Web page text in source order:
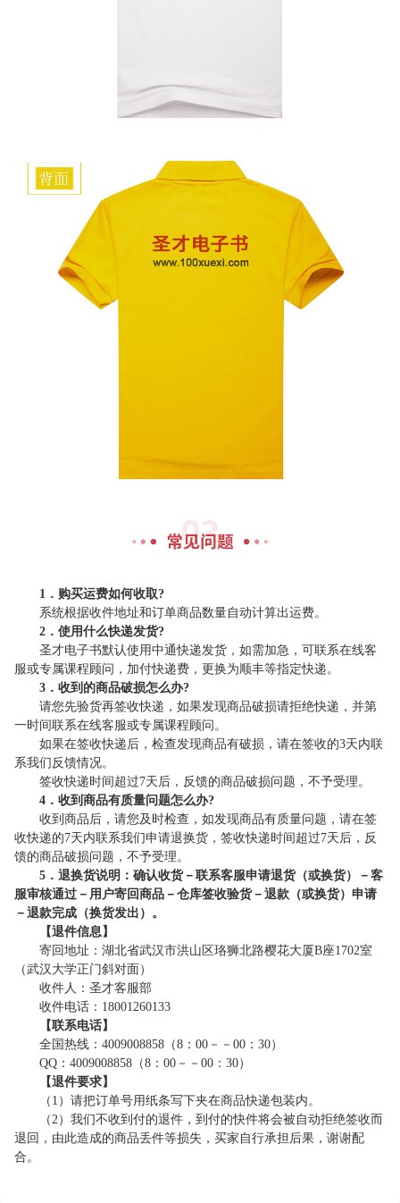
1．购买运费如何收取?
系统根据收件地址和订单商品数量自动计算出运费。
2．使用什么快递发货?
圣才电子书默认使用中通快递发货，如需加急，可联系在线客
服或专属课程顾问，加付快递费，更换为顺丰等指定快递。
3．收到的商品破损怎么办?
请您先验货再签收快递，如果发现商品破损请拒绝快递，并第
一时间联系在线客服或专属课程顾问。
如果在签收快递后，检查发现商品有破损，请在签收的3天内联
系我们反馈情况。
签收快递时间超过7天后，反馈的商品破损问题，不予受理。
4．收到商品有质量问题怎么办?
收到商品后，请您及时检查，如发现商品有质量问题，请在签
收快递的7天内联系我们申请退换货，签收快递时间超过7天后，反
馈的商品破损问题，不予受理。
5．退换货说明：确认收货－联系客服申请退货（或换货）－客
服审核通过－用户寄回商品－仓库签收验货－退款（或换货）申请
－退款完成（换货发出）。
【退件信息】
寄回地址：湖北省武汉市洪山区珞狮北路樱花大厦B座1702室
（武汉大学正门斜对面）
收件人：圣才客服部
收件电话：18001260133
【联系电话】
全国热线：4009008858（8：00－－00：30）
QQ：4009008858（8：00－－00：30）
【退件要求】
（1）请把订单号用纸条写下夹在商品快递包装内。
（2）我们不收到付的退件，到付的快件将会被自动拒绝签收而
退回，由此造成的商品丢件等损失，买家自行承担后果，谢谢配
合。